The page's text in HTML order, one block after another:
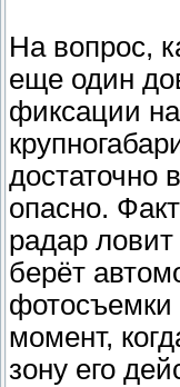
На вопрос,
еще один
фиксации
достаточно
опасно.
радар
берёт
фотосъемки
момент,
зону его